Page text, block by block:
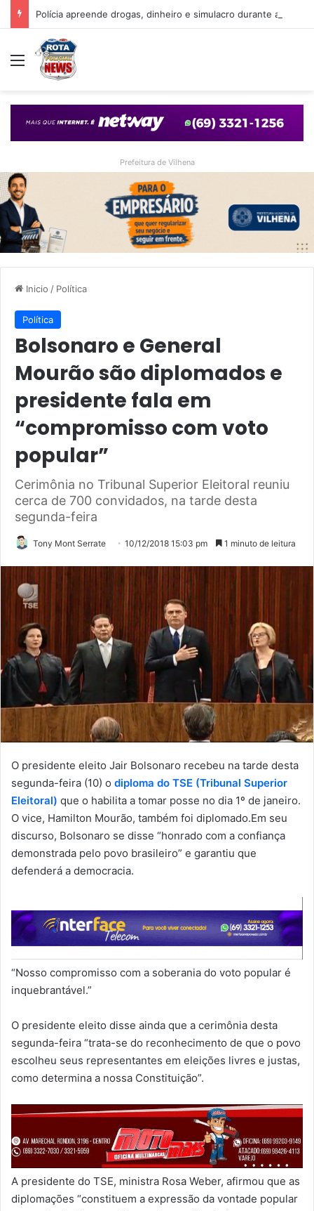
Menu
Prefeitura de Vilhena
Inicio / Política
Política
Bolsonaro e General
Mourão são diplomados e
presidente fala em
“compromisso com voto
popular”
Cerimônia no Tribunal Superior Eleitoral reuniu
cerca de 700 convidados, na tarde desta
segunda-feira
Tony Mont Serrate 10/12/2018 15:03 pm 1 minuto de leitura
O presidente eleito Jair Bolsonaro recebeu na tarde desta
segunda-feira (10) o diploma do TSE (Tribunal Superior
Eleitoral) que o habilita a tomar posse no dia 1º de janeiro.
O vice, Hamilton Mourão, também foi diplomado.Em seu
discurso, Bolsonaro se disse “honrado com a confiança
demonstrada pelo povo brasileiro” e garantiu que
defenderá a democracia.
“Nosso compromisso com a soberania do voto popular é
inquebrantável.”
O presidente eleito disse ainda que a cerimônia desta
segunda-feira “trata-se do reconhecimento de que o povo
escolheu seus representantes em eleições livres e justas,
como determina a nossa Constituição”.
A presidente do TSE, ministra Rosa Weber, afirmou que as
diplomações “constituem a expressão da vontade popular